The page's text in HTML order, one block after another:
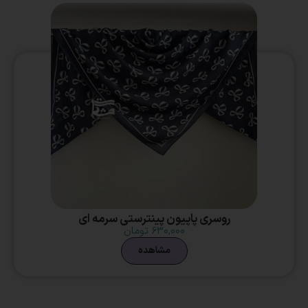
روسری پاپیون پینترستی سرمه ای
۶۳۰,۰۰۰ تومان
مشاهده